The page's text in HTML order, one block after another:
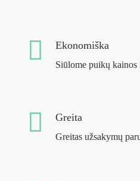
Ekonomiška
Siūlome puikų
Greita
Greitas užsakymų